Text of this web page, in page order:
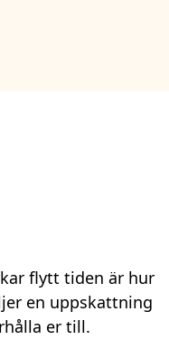
flytt tiden är hur
en uppskattning
er till.